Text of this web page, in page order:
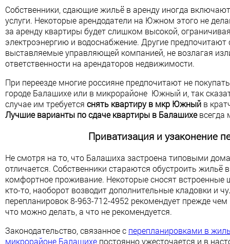
Собственники, сдающие жильё в аренду иногда
услуги. Некоторые арендодатели на Южном этого не
за аренду квартиры будет слишком высокой,
электроэнергию и водоснабжение. Другие
выставляемые управляющей компанией, не возлагая
ответственности на арендаторов недвижимости.
При переезде многие россияне предпочитают не
городе Балашихе или в микрорайоне Южный и, так
случае им требуется снять квартиру в мкр Южный в
Лучшие варианты по сдаче квартиры в Балашихевсегда
Приватизация и узаконение
Не смотря на то, что Балашиха застроена типовыми
отличается. Собственники стараются обустроить жильё
комфортное проживание. Некоторые сносят
кто-то, наоборот возводит дополнительные кладовки и
перепланировок 8-963-712-4952 рекомендует прежде
что можно делать, а что не рекомендуется.
Законодательство, связанное с перепланировками в
микрорайоне Балашихе постоянно ужесточается и в